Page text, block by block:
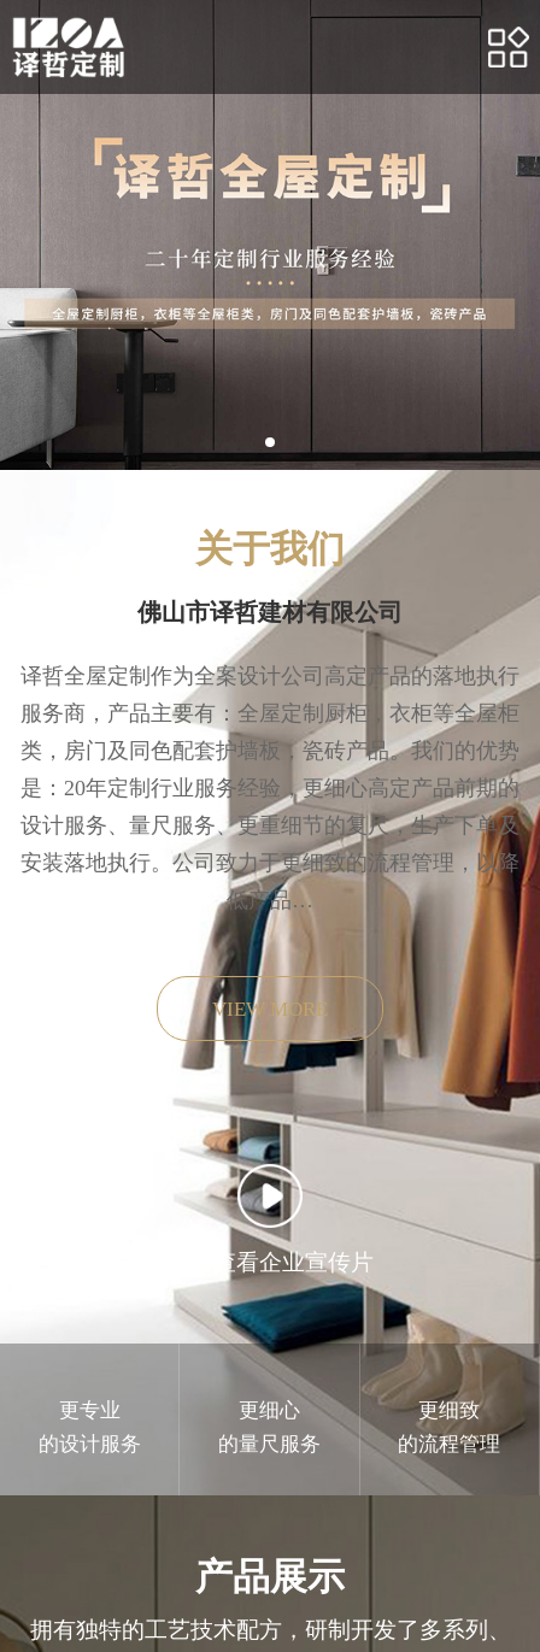
网站首页
关于我们
产品展示
合作案例
新闻资讯
人力资源
联系我们
关于我们
佛山市译哲建材有限公司
译哲全屋定制作为全案设计公司高定产品的落地执行
服务商，产品主要有：全屋定制厨柜，衣柜等全屋柜
类，房门及同色配套护墙板，瓷砖产品。我们的优势
是：20年定制行业服务经验，更细心高定产品前期的
设计服务、量尺服务、更重细节的复尺，生产下单及
安装落地执行。公司致力于更细致的流程管理，以降
低产品…
VIEW MORE
点击查看企业宣传片
更专业
的设计服务
更细心
的量尺服务
更细致
的流程管理
产品展示
拥有独特的工艺技术配方，研制开发了多系列、